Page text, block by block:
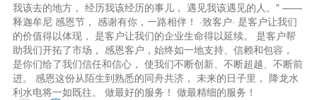
我该去的地方， 经历我该经历的事儿， 遇见我该遇见的人。" ——
释迦牟尼 感恩节， 感谢有你，一路相伴！ ·致客户· 是客户让我们
的价值得以体现， 是客户让我们的企业生命得以延续。 是客户帮
助我们开拓了市场， 感恩客户，始终如一地支持、信赖和包容，
是你们给了我们信任和信心， 使我们不断创新、不断超越、不断前
进。 感恩这份从陌生到熟悉的同舟共济， 未来的日子里， 降龙水
利水电将一如既往。 做最好的服务！ 做最精细的服务！